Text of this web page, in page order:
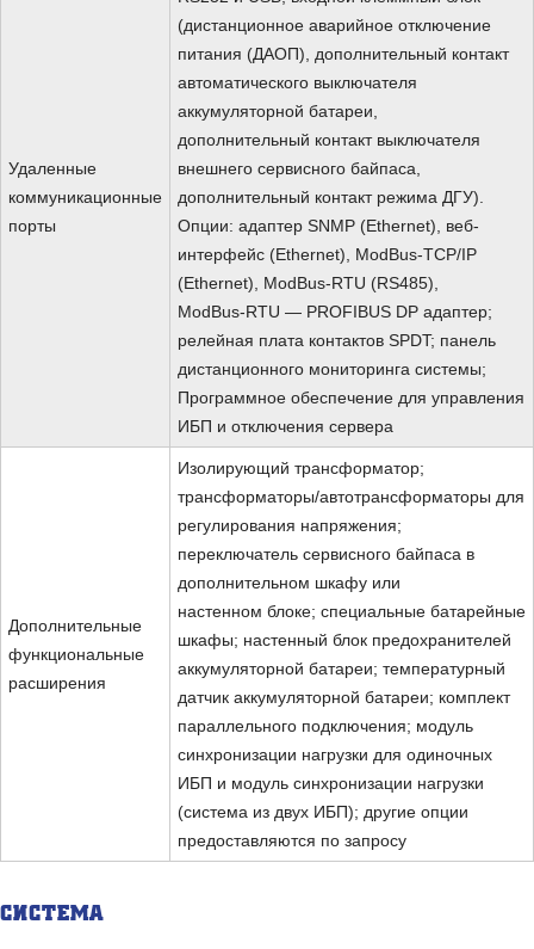
Удаленные
коммуникационные
порты
(дистанционное аварийное отключение
питания (ДАОП), дополнительный контакт
автоматического выключателя
аккумуляторной батареи,
дополнительный контакт выключателя
внешнего сервисного байпаса,
дополнительный контакт режима ДГУ).
Опции: адаптер SNMP (Ethernet), веб-
интерфейс (Ethernet), ModBus-TCP/IP
(Ethernet), ModBus-RTU (RS485),
ModBus-RTU — PROFIBUS DP адаптер;
релейная плата контактов SPDT; панель
дистанционного мониторинга системы;
Программное обеспечение для управления
ИБП и отключения сервера
Дополнительные
функциональные
расширения
Изолирующий трансформатор;
трансформаторы/автотрансформаторы для
регулирования напряжения;
переключатель сервисного байпаса в
дополнительном шкафу или
настенном блоке; специальные батарейные
шкафы; настенный блок предохранителей
аккумуляторной батареи; температурный
датчик аккумуляторной батареи; комплект
параллельного подключения; модуль
синхронизации нагрузки для одиночных
ИБП и модуль синхронизации нагрузки
(система из двух ИБП); другие опции
предоставляются по запросу
СИСТЕМА